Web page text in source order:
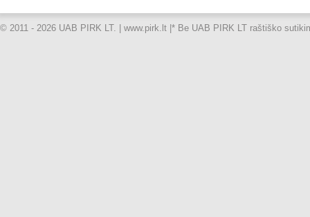
© 2011 - 2026 UAB PIRK LT. | www.pirk.lt | * Be UAB PIRK LT raštiško